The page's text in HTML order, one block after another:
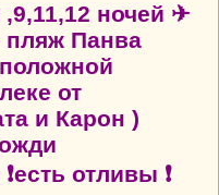
ночей ✈
пляж Панва
от
и Карон )
отливы ❗